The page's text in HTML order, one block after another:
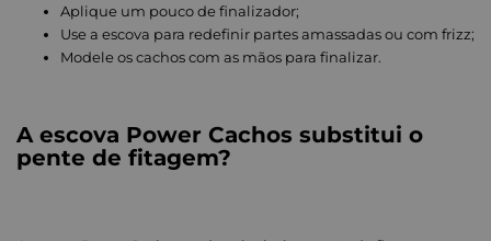
Aplique um pouco de finalizador;
Use a escova para redefinir partes amassadas ou com frizz;
Modele os cachos com as mãos para finalizar.
A escova Power Cachos substitui o
pente de fitagem?